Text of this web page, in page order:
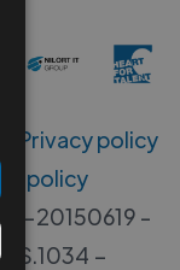
Privacy policy
policy
20150619 -
–